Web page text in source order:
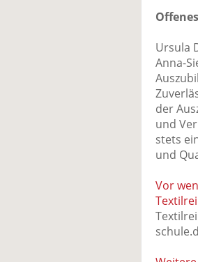
Ursula
Anna-
der
und
stets
und
Vor